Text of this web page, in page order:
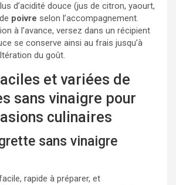
d’acidité douce (jus de citron, yaourt,
poivre selon l’accompagnement.
à l’avance, versez dans un récipient
se conserve ainsi au frais jusqu’à
du goût.
et variées de
sans vinaigre pour
culinaires
sans vinaigre
rapide à préparer, et